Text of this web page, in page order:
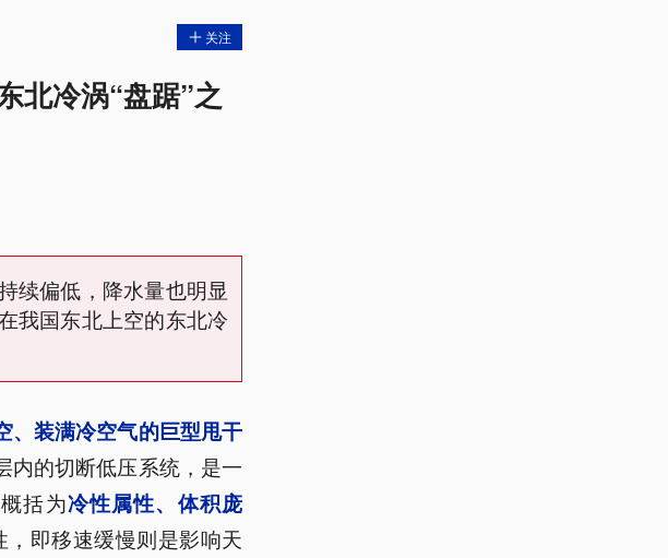
关注
北冷涡“盘踞”之
续偏低，降水量也明显
我国东北上空的东北冷
、装满冷空气的巨型甩干
内的切断低压系统，是一
括为冷性属性、 体积庞
即移速缓慢则是影响天